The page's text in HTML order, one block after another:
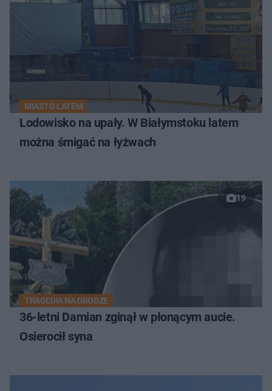
MIASTO LATEM
Lodowisko na upały. W Białymstoku latem
można śmigać na łyżwach
19
TRAGEDIA NA DRODZE
36-letni Damian zginął w płonącym aucie.
Osierocił syna